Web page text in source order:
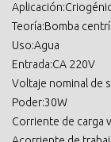
Teoría:Bomba
Uso:Agua
Entrada:CA 220V
Voltaje nominal de
Poder:30W
Corriente de carga